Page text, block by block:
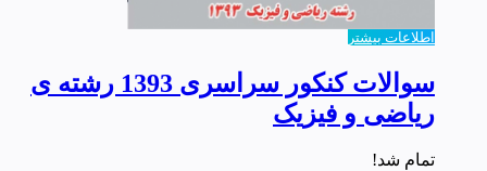
اطلاعات بیشتر
سوالات کنکور سراسری 1393 رشته ی
ریاضی و فیزیک
تمام شد!